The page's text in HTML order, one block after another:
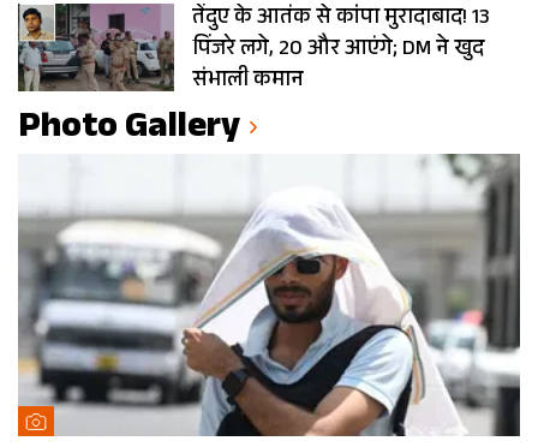
तेंदुए के आतंक से कांपा मुरादाबाद! 13
पिंजरे लगे, 20 और आएंगे; DM ने खुद
संभाली कमान
Photo Gallery